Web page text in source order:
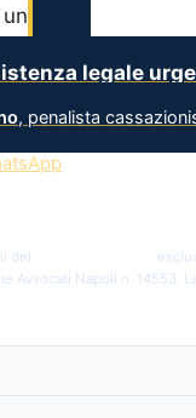
legale
, penalista
del
Avvocati Napoli n. 14553.